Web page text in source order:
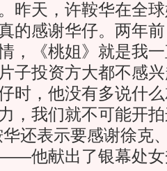
昨天，许鞍华在全
的感谢华仔。两年
，《桃姐》就是我
子投资方大都不感
时，他没有多说什
，我们就不可能开
华还表示要感谢徐克
他献出了银幕处女